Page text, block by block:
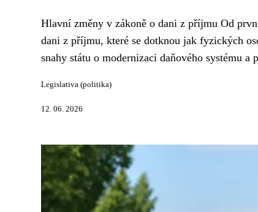
Hlavní změny v zákoně o dani z příjmu Od
dani z příjmu, které se dotknou jak fyzických
snahy státu o modernizaci daňového systému
Legislativa (politika)
12. 06. 2026